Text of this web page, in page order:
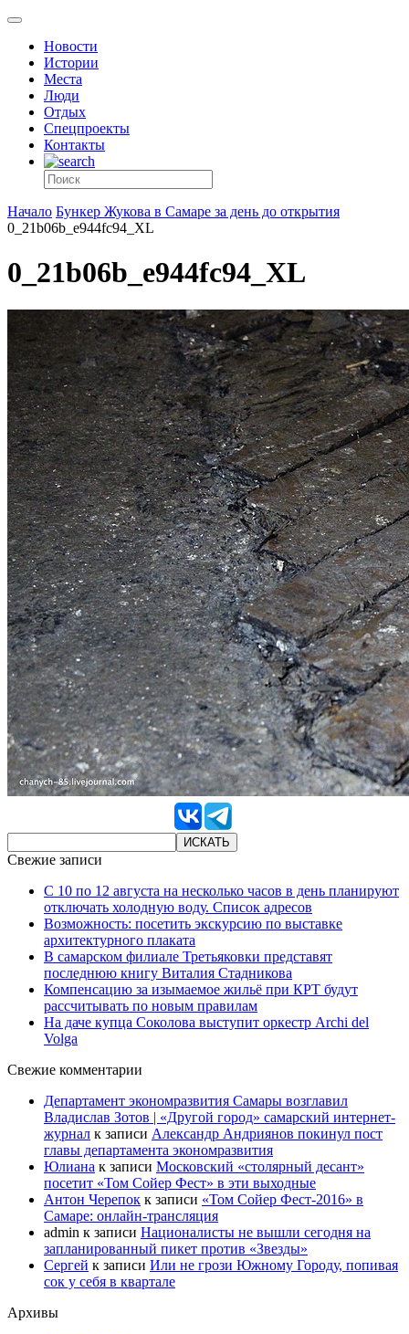
Новости
Истории
Места
Люди
Отдых
Спецпроекты
Контакты
Начало Бункер Жукова в Самаре за день до открытия
0_21b06b_e944fc94_XL
0_21b06b_e944fc94_XL
Свежие записи
С 10 по 12 августа на несколько часов в день планируют
отключать холодную воду. Список адресов
Возможность: посетить экскурсию по выставке
архитектурного плаката
В самарском филиале Третьяковки представят
последнюю книгу Виталия Стадникова
Компенсацию за изымаемое жильё при КРТ будут
рассчитывать по новым правилам
На даче купца Соколова выступит оркестр Archi del
Volga
Свежие комментарии
Департамент экономразвития Самары возглавил
Владислав Зотов | «Другой город» самарский интернет-
журнал к записи Александр Андриянов покинул пост
главы департамента экономразвития
Юлиана к записи Московский «столярный десант»
посетит «Том Сойер Фест» в эти выходные
Антон Черепок к записи «Том Сойер Фест-2016» в
Самаре: онлайн-трансляция
admin к записи Националисты не вышли сегодня на
запланированный пикет против «Звезды»
Сергей к записи Или не грози Южному Городу, попивая
сок у себя в квартале
Архивы